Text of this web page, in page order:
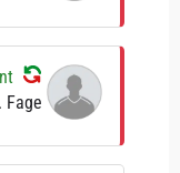
Fage